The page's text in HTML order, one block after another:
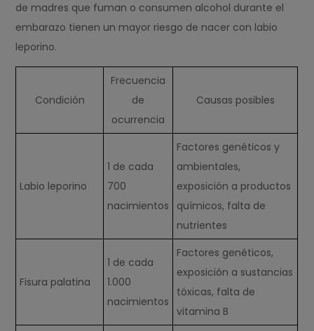
de madres que fuman o consumen alcohol durante el
embarazo tienen un mayor riesgo de nacer con labio
leporino.
Condición
Frecuencia
de
ocurrencia
Causas posibles
Labio leporino
1 de cada
700
nacimientos
Factores genéticos y
ambientales,
exposición a productos
químicos, falta de
nutrientes
Fisura palatina
1 de cada
1.000
nacimientos
Factores genéticos,
exposición a sustancias
tóxicas, falta de
vitamina B